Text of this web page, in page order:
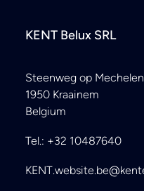
KENT Belux SRL
Steenweg op
1950 Kraainem
Belgium
Tel.: +32 10487640